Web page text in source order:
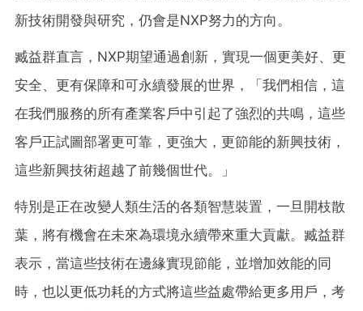
新技術開發與研究，仍會是NXP努力的方向。
臧益群直言，NXP期望通過創新，實現一個更美好、更
安全、更有保障和可永續發展的世界，「我們相信，這
在我們服務的所有產業客戶中引起了強烈的共鳴，這些
客戶正試圖部署更可靠，更強大，更節能的新興技術，
這些新興技術超越了前幾個世代。」
特別是正在改變人類生活的各類智慧裝置，一旦開枝散
葉，將有機會在未來為環境永續帶來重大貢獻。臧益群
表示，當這些技術在邊緣實現節能，並增加效能的同
時，也以更低功耗的方式將這些益處帶給更多用戶，考